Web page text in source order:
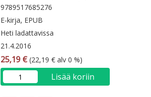
9789517685276
E-kirja, EPUB
Heti ladattavissa
21.4.2016
25,19 € (22,19 € alv 0 %)
Lisää koriin